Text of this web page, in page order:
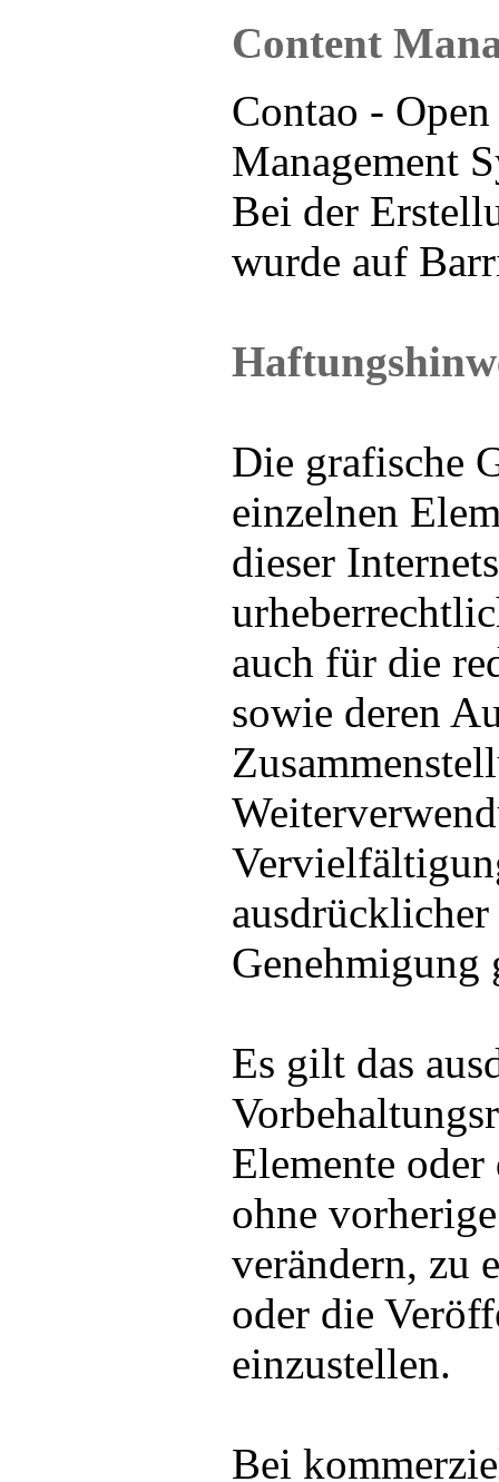
Content
Contao -
Management
Bei der
wurde auf
Die grafische
einzelnen
dieser
auch für die
sowie deren
Genehmigung
Es gilt das
Elemente oder
ohne
verändern, zu
oder die
einzustellen.
Bei